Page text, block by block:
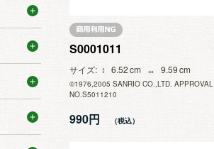
S0001011
サイズ 6.52 9.59
©1976,2005 SANRIO CO.,LTD. APPROVAL
NO.S5011210
990円